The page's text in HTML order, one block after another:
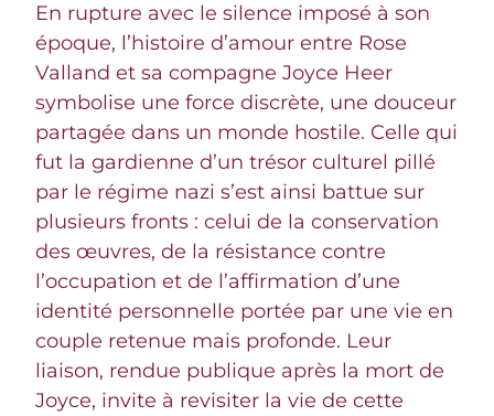
En rupture avec le silence imposé à son
époque, l’histoire d’amour entre Rose
Valland et sa compagne Joyce Heer
symbolise une force discrète, une douceur
partagée dans un monde hostile. Celle qui
fut la gardienne d’un trésor culturel pillé
par le régime nazi s’est ainsi battue sur
plusieurs fronts : celui de la conservation
des œuvres, de la résistance contre
l’occupation et de l’affirmation d’une
identité personnelle portée par une vie en
couple retenue mais profonde. Leur
liaison, rendue publique après la mort de
Joyce, invite à revisiter la vie de cette